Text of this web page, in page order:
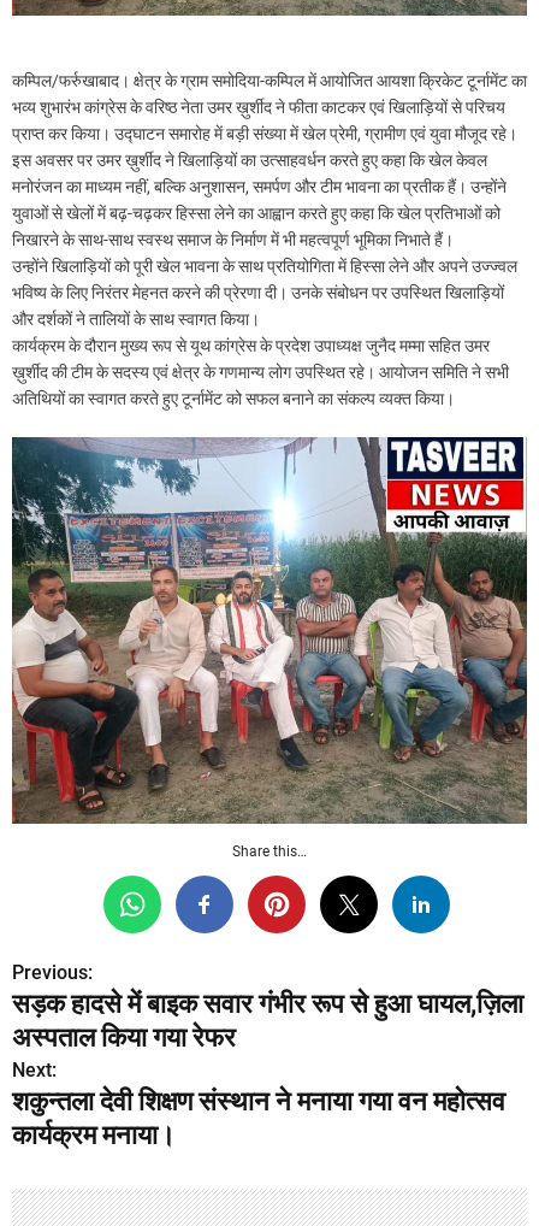
कम्पिल/फर्रुखाबाद। क्षेत्र के ग्राम समोदिया-कम्पिल में आयोजित आयशा क्रिकेट टूर्नामेंट का
भव्य शुभारंभ कांग्रेस के वरिष्ठ नेता उमर ख़ुर्शीद ने फीता काटकर एवं खिलाड़ियों से परिचय
प्राप्त कर किया। उद्घाटन समारोह में बड़ी संख्या में खेल प्रेमी, ग्रामीण एवं युवा मौजूद रहे।
इस अवसर पर उमर ख़ुर्शीद ने खिलाड़ियों का उत्साहवर्धन करते हुए कहा कि खेल केवल
मनोरंजन का माध्यम नहीं, बल्कि अनुशासन, समर्पण और टीम भावना का प्रतीक हैं। उन्होंने
युवाओं से खेलों में बढ़-चढ़कर हिस्सा लेने का आह्वान करते हुए कहा कि खेल प्रतिभाओं को
निखारने के साथ-साथ स्वस्थ समाज के निर्माण में भी महत्वपूर्ण भूमिका निभाते हैं।
उन्होंने खिलाड़ियों को पूरी खेल भावना के साथ प्रतियोगिता में हिस्सा लेने और अपने उज्ज्वल
भविष्य के लिए निरंतर मेहनत करने की प्रेरणा दी। उनके संबोधन पर उपस्थित खिलाड़ियों
और दर्शकों ने तालियों के साथ स्वागत किया।
कार्यक्रम के दौरान मुख्य रूप से यूथ कांग्रेस के प्रदेश उपाध्यक्ष जुनैद मम्मा सहित उमर
ख़ुर्शीद की टीम के सदस्य एवं क्षेत्र के गणमान्य लोग उपस्थित रहे। आयोजन समिति ने सभी
अतिथियों का स्वागत करते हुए टूर्नामेंट को सफल बनाने का संकल्प व्यक्त किया।
Share this…
P
o
s
t
a
Previous:
सड़क हादसे में बाइक सवार गंभीर रूप से हुआ घायल,ज़िला
अस्पताल किया गया रेफर
Next:
शकुन्तला देवी शिक्षण संस्थान ने मनाया गया वन महोत्सव
कार्यक्रम मनाया।